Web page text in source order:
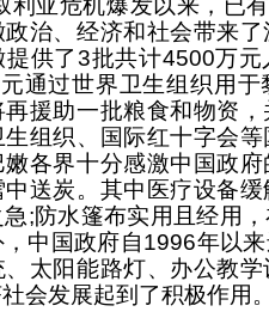
亚危机爆发以来，已有
治、经济和社会带来
提供了3批共计4500万
通过世界卫生组织用
再援助一批粮食和物资
组织、国际红十字会
各界十分感激中国政
送炭。其中医疗设备
急;防水篷布实用且经用
中国政府自1996年以
太阳能路灯、办公教
会发展起到了积极作用